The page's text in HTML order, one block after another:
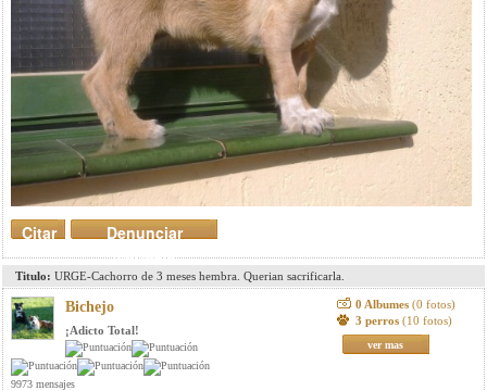
Denunciar
mensaje
Citar
Titulo: URGE-Cachorro de 3 meses hembra. Querian sacrificarla.
Bichejo
¡Adicto Total!
9973 mensajes
0 Albumes (0 fotos)
3 perros (10 fotos)
ver mas